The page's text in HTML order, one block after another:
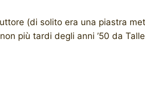
(di solito era una piastra
più tardi degli anni ’50 da